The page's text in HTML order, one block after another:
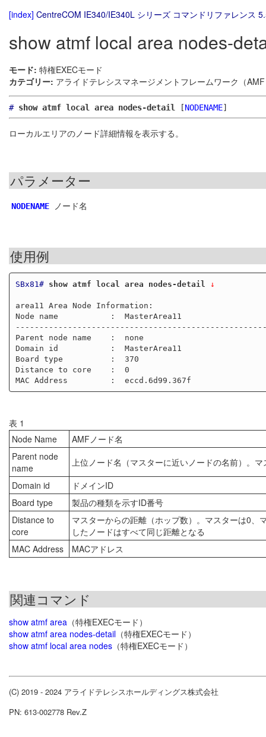
[index] CentreCOM IE340/IE340L シリーズ コマンドリファレンス
show atmf local area nodes-
モード: 特権EXECモード
カテゴリー: アライドテレシスマネージメントフレームワーク（
# show atmf local area nodes-detail [NODENAME]
ローカルエリアのノード詳細情報を表示する。
パラメーター
NODENAME ノード名
使用例
SBx81# show atmf local area nodes-detail ↓
area11 Area Node Information:
Node name           :
Parent node
Domain id           :
Board type
Distance to
表 1
Node Name
AMFノード名
Parent node
name
上位ノード名（マスターに近いノードの名前）。
Domain id
ドメインID
Board type
製品の種類を示すID番号
Distance to
core
マスターからの距離（ホップ数）。マスターは0
したノードはすべて同じ距離となる
MAC Address
MACアドレス
関連コマンド
show atmf area （特権EXECモード）
show atmf area nodes-detail （特権EXECモード）
show atmf local area nodes （特権EXECモード）
(C) 2019 - 2024 アライドテレシスホールディングス株式会社
PN: 613-002778 Rev.Z